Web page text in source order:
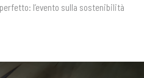
l’evento sulla sostenibilità